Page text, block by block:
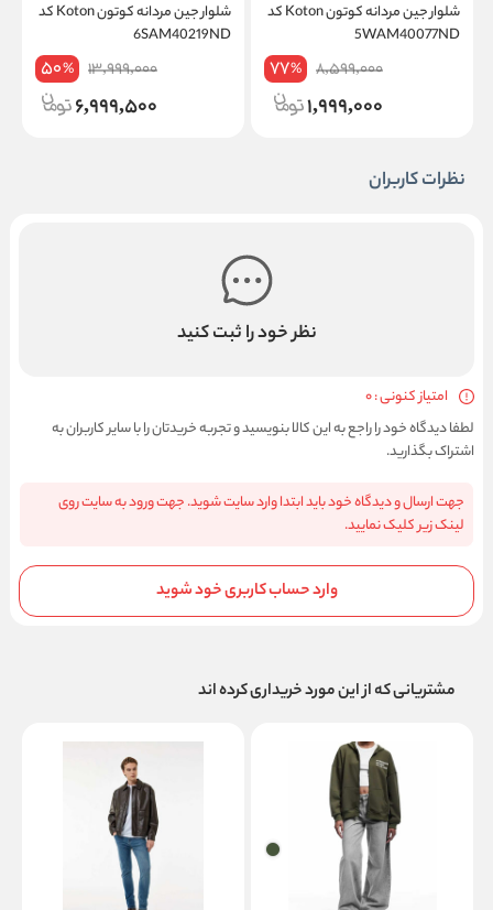
شلوار جین مردانه کوتون Koton کد
5WAM40077ND
8,599,000
77%
1,999,000
شلوار جین مردانه کوتون Koton کد
6SAM40219ND
13,999,000
50%
6,999,500
نظرات کاربران
نظر خود را ثبت کنید
امتیاز کنونی : 0
لطفا دیدگاه خود را راجع به این کالا بنویسید و تجربه خریدتان را با سایر کاربران به
اشتراک بگذارید.
جهت ارسال و دیدگاه خود باید ابتدا وارد سایت شوید. جهت ورود به سایت روی
لینک زیر کلیک نمایید.
وارد حساب کاربری خود شوید
مشتریانی که از این مورد خریداری کرده اند